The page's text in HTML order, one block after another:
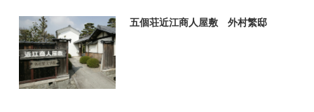
五個荘近江商人屋敷 外村繁邸